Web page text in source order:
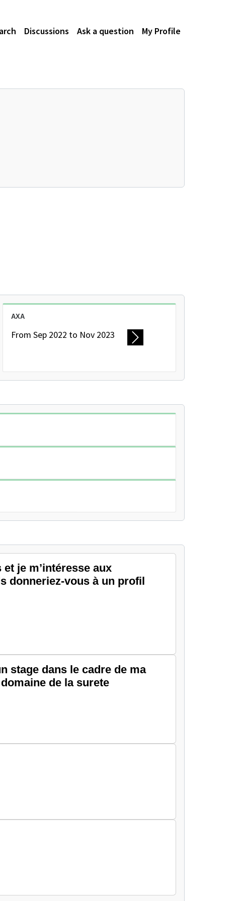
Discussions Ask a question My Profile
AXA
From Sep 2022 to Nov 2023
Next
je m’intéresse aux
donneriez-vous à un profil
stage dans le cadre de ma
de la surete